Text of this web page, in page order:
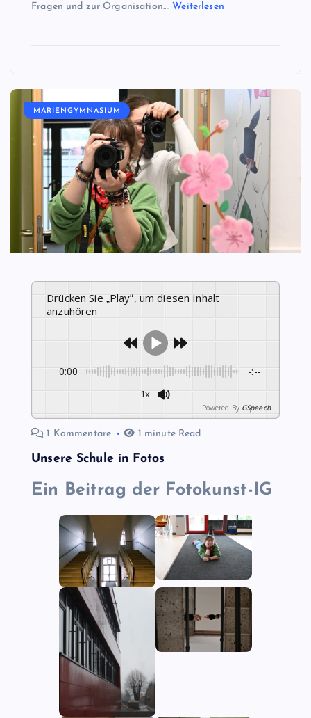
Fragen und zur Organisation.… Weiterlesen
MARIENGYMNASIUM
Drücken Sie „Play“, um diesen Inhalt
anzuhören
0:00 -:--
1x
Powered By GSpeech
1 Kommentare 1 minute Read
Unsere Schule in Fotos
Ein Beitrag der Fotokunst-IG